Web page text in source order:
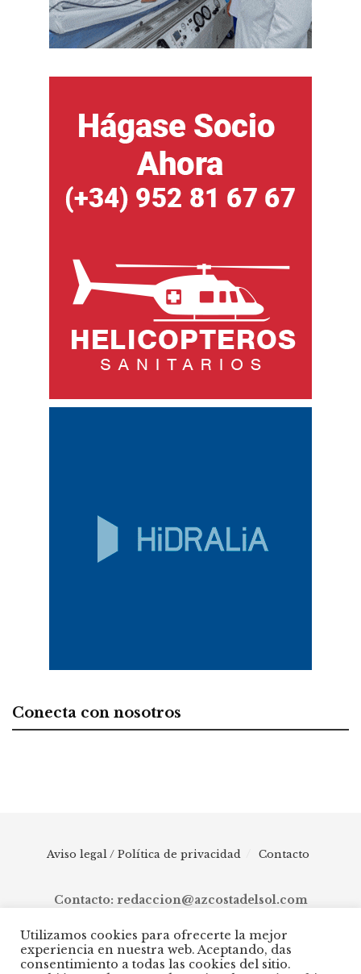
Conecta con nosotros
Aviso legal / Política de privacidad Contacto
Contacto: redaccion@azcostadelsol.com
© 2025 AZ Costa del Sol - Diario digital de Málaga capital hasta
Manilva, pasando por Torremolinos, Benalmádena, Fuengirola,
Utilizamos cookies para ofrecerte la mejor
experiencia en nuestra web. Aceptando, das
consentimiento a todas las cookies del sitio.